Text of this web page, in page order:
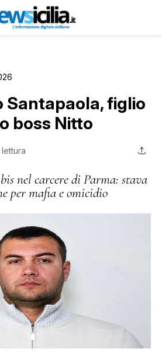
Santapaola, figlio
boss Nitto
lettura
nel carcere di Parma: stava
per mafia e omicidio